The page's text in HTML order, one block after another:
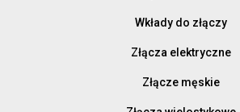
Wkłady do złączy
Złącza elektryczne
Złącze męskie